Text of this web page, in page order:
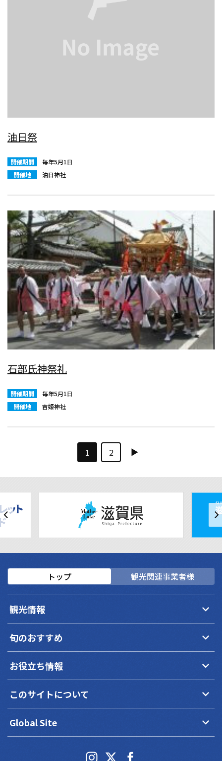
油日祭
開催期間
毎年5月1日
開催地
油日神社
石部氏神祭礼
開催期間
毎年5月1日
開催地
吉姫神社
1 2
トップ 観光関連事業者様
観光情報 keyboard_arrow_down
旬のおすすめ keyboard_arrow_down
お役立ち情報 keyboard_arrow_down
このサイトについて keyboard_arrow_down
Global Site keyboard_arrow_down